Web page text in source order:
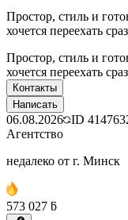
Простор, стиль и
хочется переехать
Простор, стиль и
хочется переехать
Контакты
Написать
06.08.2026 ID
Агентство
недалеко от г. Минск
573 027 ƃ